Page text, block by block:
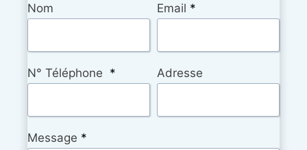
Nom Email *
N° Téléphone * Adresse
Message *